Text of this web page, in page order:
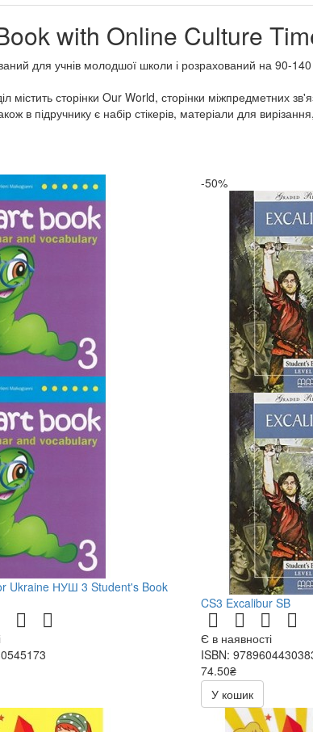
with Online Culture
для учнів молодшої школи і розрахований на 90-
сторінки Our World, сторінки міжпредметних
в підручнику є набір стікерів, матеріали для
Ukraine НУШ 3 Student's Book
-50%
CS3 Excalibur SB
Є в наявності
ISBN:
74.50₴
149.00₴
У кошик